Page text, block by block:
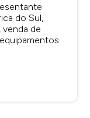
do Sul,
de